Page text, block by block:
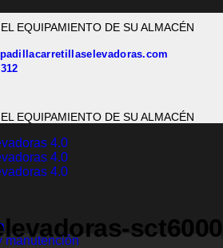
EQUIPAMIENTO DE SU ALMACÉN
EQUIPAMIENTO DE SU ALMACÉN
manutención
sct6000